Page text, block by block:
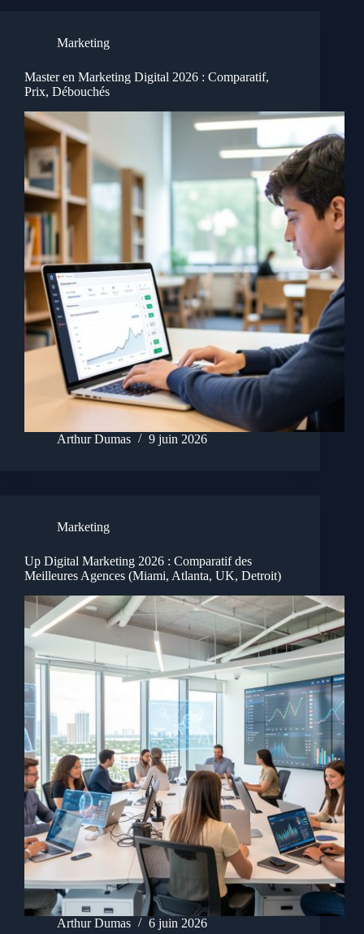
Marketing
Master en Marketing Digital 2026 : Comparatif,
Prix, Débouchés
Arthur Dumas 9 juin 2026
Marketing
Up Digital Marketing 2026 : Comparatif des
Meilleures Agences (Miami, Atlanta, UK, Detroit)
Arthur Dumas 6 juin 2026